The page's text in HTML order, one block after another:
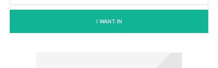
I WANT IN